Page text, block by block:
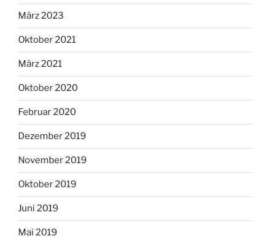
März 2023
Oktober 2021
März 2021
Oktober 2020
Februar 2020
Dezember 2019
November 2019
Oktober 2019
Juni 2019
Mai 2019